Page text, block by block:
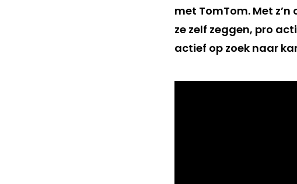
met TomTom. Met
ze zelf zeggen, pro
actief op zoek naar